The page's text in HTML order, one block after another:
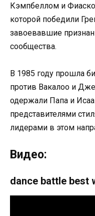
Кэмпбеллом и
которой победили
завоевавшие
сообщества.
В 1985 году прошла
против Вакалоо и
одержали Папа и
представителями
лидерами в этом
Видео:
dance battle best